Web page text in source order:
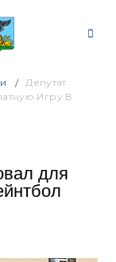
Депутат
Игру В
для